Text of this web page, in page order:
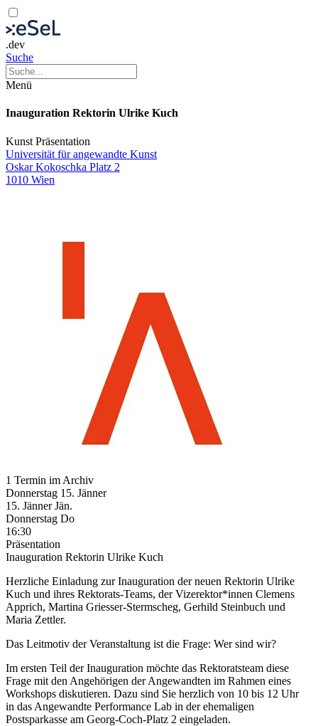
.dev
Suche
Menü
Inauguration Rektorin Ulrike Kuch
Kunst Präsentation
Universität für angewandte Kunst
Oskar Kokoschka Platz 2
1010 Wien
1 Termin im Archiv
Donnerstag 15. Jänner
15. Jänner Jän.
Donnerstag Do
16:30
Präsentation
Inauguration Rektorin Ulrike Kuch
Herzliche Einladung zur Inauguration der neuen Rektorin Ulrike
Kuch und ihres Rektorats-Teams, der Vizerektor*innen Clemens
Apprich, Martina Griesser-Stermscheg, Gerhild Steinbuch und
Maria Zettler.
Das Leitmotiv der Veranstaltung ist die Frage: Wer sind wir?
Im ersten Teil der Inauguration möchte das Rektoratsteam diese
Frage mit den Angehörigen der Angewandten im Rahmen eines
Workshops diskutieren. Dazu sind Sie herzlich von 10 bis 12 Uhr
in das Angewandte Performance Lab in der ehemaligen
Postsparkasse am Georg-Coch-Platz 2 eingeladen.